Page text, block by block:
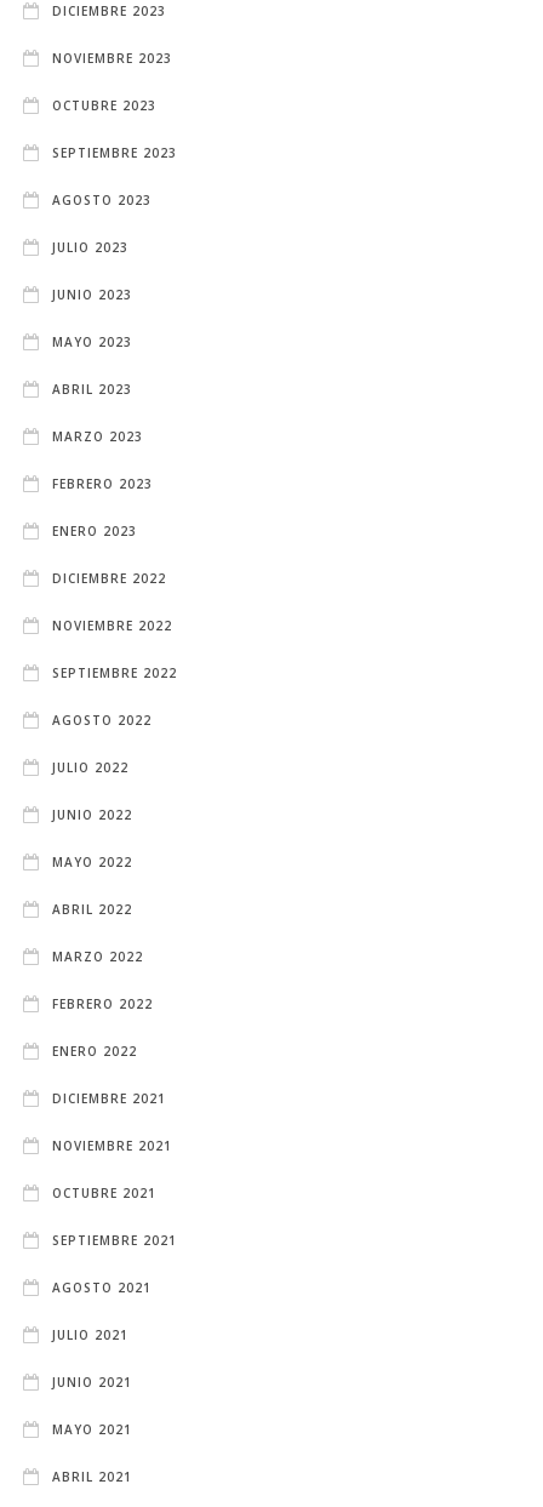
DICIEMBRE 2023
NOVIEMBRE 2023
OCTUBRE 2023
SEPTIEMBRE 2023
AGOSTO 2023
JULIO 2023
JUNIO 2023
MAYO 2023
ABRIL 2023
MARZO 2023
FEBRERO 2023
ENERO 2023
DICIEMBRE 2022
NOVIEMBRE 2022
SEPTIEMBRE 2022
AGOSTO 2022
JULIO 2022
JUNIO 2022
MAYO 2022
ABRIL 2022
MARZO 2022
FEBRERO 2022
ENERO 2022
DICIEMBRE 2021
NOVIEMBRE 2021
OCTUBRE 2021
SEPTIEMBRE 2021
AGOSTO 2021
JULIO 2021
JUNIO 2021
MAYO 2021
ABRIL 2021